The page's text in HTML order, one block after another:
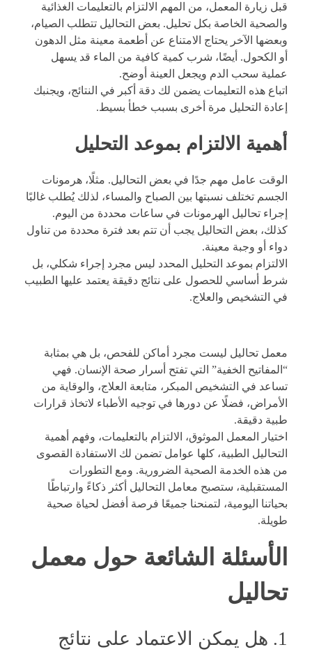
قبل زيارة المعمل، من المهم الالتزام بالتعليمات الغذائية
والصحية الخاصة بكل تحليل. بعض التحاليل تتطلب الصيام،
وبعضها الآخر يحتاج الامتناع عن أطعمة معينة مثل الدهون
أو الكحول. أيضًا، شرب كمية كافية من الماء قد يسهل
عملية سحب الدم ويجعل العينة أوضح.
اتباع هذه التعليمات يضمن لك دقة أكبر في النتائج، ويجنبك
إعادة التحليل مرة أخرى بسبب خطأ بسيط.
أهمية الالتزام بموعد التحليل
الوقت عامل مهم جدًا في بعض التحاليل. مثلًا، هرمونات
الجسم تختلف نسبتها بين الصباح والمساء، لذلك يُطلب غالبًا
إجراء تحاليل الهرمونات في ساعات محددة من اليوم.
كذلك، بعض التحاليل يجب أن تتم بعد فترة محددة من تناول
دواء أو وجبة معينة.
الالتزام بموعد التحليل المحدد ليس مجرد إجراء شكلي، بل
شرط أساسي للحصول على نتائج دقيقة يعتمد عليها الطبيب
في التشخيص والعلاج.
معمل تحاليل ليست مجرد أماكن للفحص، بل هي بمثابة
“المفاتيح الخفية” التي تفتح أسرار صحة الإنسان. فهي
تساعد في التشخيص المبكر، متابعة العلاج، والوقاية من
الأمراض، فضلًا عن دورها في توجيه الأطباء لاتخاذ قرارات
طبية دقيقة.
اختيار المعمل الموثوق، الالتزام بالتعليمات، وفهم أهمية
التحاليل الطبية، كلها عوامل تضمن لك الاستفادة القصوى
من هذه الخدمة الصحية الضرورية. ومع التطورات
المستقبلية، ستصبح معامل التحاليل أكثر ذكاءً وارتباطًا
بحياتنا اليومية، لتمنحنا جميعًا فرصة أفضل لحياة صحية
طويلة.
الأسئلة الشائعة حول معمل
تحاليل
1. هل يمكن الاعتماد على نتائج